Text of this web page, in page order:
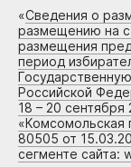
«Сведения о
размещению на
размещения
период
Российской
18 – 20
80505 от
сегменте сайта: